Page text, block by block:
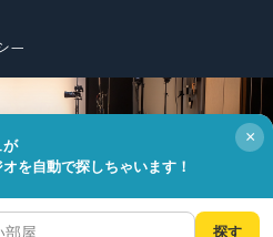
ー
all right reserved.
が
を自動で探しちゃいます！
×
探す